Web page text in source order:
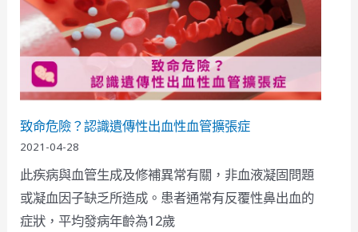
致命危險？認識遺傳性出血性血管擴張症
2021-04-28
此疾病與血管生成及修補異常有關，非血液凝固問題
或凝血因子缺乏所造成。患者通常有反覆性鼻出血的
症狀，平均發病年齡為12歲